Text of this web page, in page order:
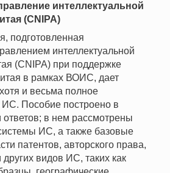
интеллектуальной
(CNIPA)
подготовленная
интеллектуальной
(CNIPA) при поддержке
в рамках ВОИС, дает
и весьма полное
ИС. Пособие построено в
в нем рассмотрены
ИС, а также базовые
патентов, авторского права,
видов ИС, таких как